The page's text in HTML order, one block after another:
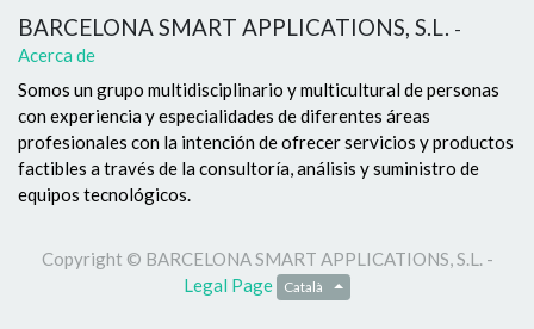
BARCELONA SMART APPLICATIONS, S.L. -
Acerca de
Somos un grupo multidisciplinario y multicultural de personas
con experiencia y especialidades de diferentes áreas
profesionales con la intención de ofrecer servicios y productos
factibles a través de la consultoría, análisis y suministro de
equipos tecnológicos.
Copyright © BARCELONA SMART APPLICATIONS, S.L. -
Legal Page
Català